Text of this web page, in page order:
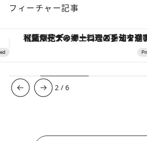
フィーチャー記事
「星のや富士」でデジタルデトック
3 /6